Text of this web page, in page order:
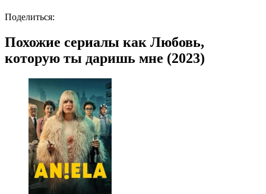
Поделиться:
Похожие сериалы как Любовь,
которую ты даришь мне (2023)